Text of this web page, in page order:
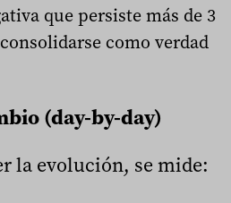
que persiste más de 3
como verdad
(day-by-day)
la evolución, se mide: